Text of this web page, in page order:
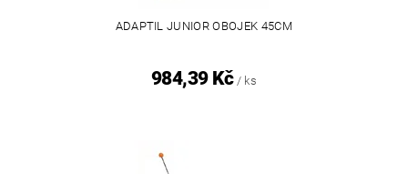
ADAPTIL JUNIOR OBOJEK 45CM
984,39 Kč / ks